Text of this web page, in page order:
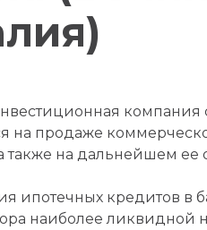
на продаже
на дальнейшем ее
ипотечных кредитов в
наиболее ликвидной